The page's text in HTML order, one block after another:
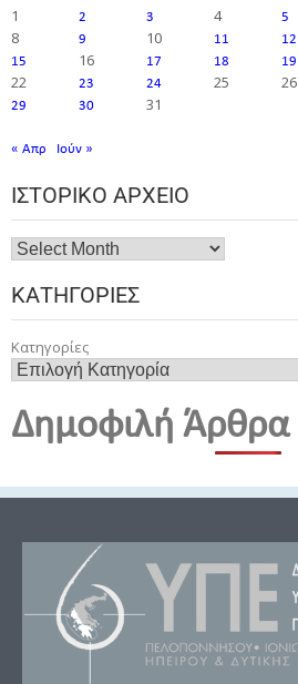
1
2 3 4 5
8
9 10 11 12
15 16 17 18 19
22
23 24 25 26
29 30 31
« Απρ Ιούν »
ΙΣΤΟΡΙΚΌ ΑΡΧΕΊΟ
ΚΑΤΗΓΟΡΊΕΣ
Κατηγορίες
Δημοφιλή Άρθρα